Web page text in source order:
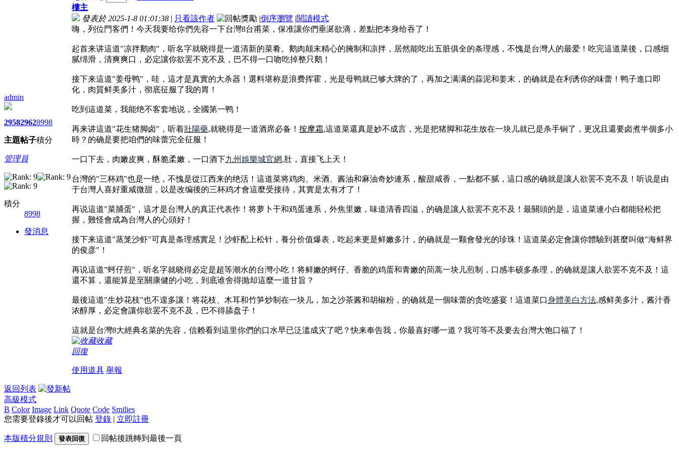
admin
2958
主題
2962
帖子
8998
積分
管理員
積分
8998
發消息
樓主
發表於 2025-1-8 01:01:38 | 只看該作者 |倒序瀏覽 |閱讀模式
嗨，列位門客們！今天我要给你們先容一下台灣8台甫菜，保准讓你們垂涎欲滴，差點把本身给吞了！
起首来讲這道"凉拌鹅肉"，听名字就晓得是一道清新的菜肴。鹅肉颠末精心的腌制和凉拌，居然能吃出五脏俱全的条理感，不愧是台灣人的最爱！吃完這道菜後，口感细
腻绵滑，清爽爽口，必定讓你欲罢不克不及，巴不得一口吻吃掉整只鹅！
接下来這道"姜母鸭"，哇，這才是真實的大杀器！選料堪称是浪费挥霍，光是母鸭就已够大牌的了，再加之满满的蒜泥和姜末，的确就是在利诱你的味蕾！鸭子進口即
化，肉質鲜美多汁，彻底征服了我的胃！
吃到這道菜，我能绝不客套地说，全國第一鸭！
再来讲這道"花生猪脚卤"，听着壯陽藥,就晓得是一道酒席必备！ 按摩霜,這道菜還真是妙不成言，光是把猪脚和花生放在一块儿就已是杀手锏了，更况且還要卤煮半個多小
時？的确是要把咱們的味蕾完全征服！
一口下去，肉嫩皮爽，酥脆柔嫩，一口酒下九州娛樂城官網,肚，直接飞上天！
台灣的"三杯鸡"也是一绝，不愧是從江西来的绝活！這道菜将鸡肉、米酒、酱油和麻油奇妙連系，酸甜咸香，一點都不腻，這口感的确就是讓人欲罢不克不及！听说是由
于台灣人喜好重咸微甜，以是改编後的三杯鸡才會這麼受接待，其實是太有才了！
再说這道"菜脯蛋"，這才是台灣人的真正代表作！将萝卜干和鸡蛋連系，外焦里嫩，味道清香四溢，的确是讓人欲罢不克不及！最關頭的是，這道菜連小白都能轻松把
握，難怪會成為台灣人的心頭好！
接下来這道"蒸笼沙虾"可真是条理感實足！沙虾配上松针，養分价值爆表，吃起来更是鲜嫩多汁，的确就是一颗會發光的珍珠！這道菜必定會讓你體驗到甚麼叫做"海鲜界
的俊彦"！
再说這道"蚵仔煎"，听名字就晓得必定是超等潮水的台灣小吃！将鲜嫩的蚵仔、香脆的鸡蛋和青嫩的茼蒿一块儿煎制，口感丰硕多条理，的确就是讓人欲罢不克不及！這
還不算，還能算是至關康健的小吃，到底谁舍得抛却這麼一道甘旨？
最後這道"生炒花枝"也不遑多讓！将花枝、木耳和竹笋炒制在一块儿，加之沙茶酱和胡椒粉，的确就是一個味蕾的贪吃盛宴！這道菜口身體美白方法,感鲜美多汁，酱汁香
浓醇厚，必定會讓你欲罢不克不及，巴不得舔盘子！
這就是台灣8大經典名菜的先容，信赖看到這里你們的口水早已泛滥成灾了吧？快来奉告我，你最喜好哪一道？我可等不及要去台灣大饱口福了！
收藏
回復
使用道具 舉報
返回列表
高級模式
B Color Image Link Quote Code Smilies
您需要登錄後才可以回帖 登錄 | 立即註冊
本版積分規則 發表回復 回帖後跳轉到最後一頁